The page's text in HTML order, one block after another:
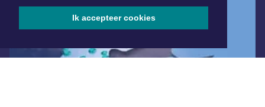
Ik accepteer cookies